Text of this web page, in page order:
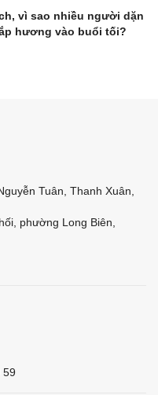
vì sao nhiều người dặn
hương vào buổi tối?
Tuân, Thanh Xuân,
phường Long Biên,
59